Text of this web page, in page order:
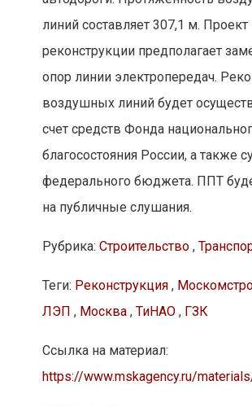
линий составляет 307,1 м. Проект
реконструкции предполагает
опор линии электропередач.
воздушных линий будет
счет средств Фонда
благосостояния России, а также
федерального бюджета. ППТ
на публичные слушания.
Рубрика: Строительство,
Теги: Реконструкция,
ЛЭП , Москва, ТиНАО, ГЗК
Ссылка на материал:
https://www.mskagency.ru/